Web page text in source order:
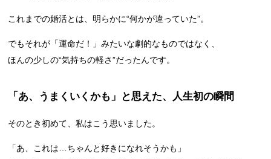
これまでの婚活とは、明らかに“何かが違っていた”。
でもそれが「運命だ！」みたいな劇的なものではなく、
ほんの少しの“気持ちの軽さ”だったんです。
「あ、うまくいくかも」と思えた、人生初の瞬間
そのとき初めて、私はこう思いました。
「あ、これは…ちゃんと好きになれそうかも」